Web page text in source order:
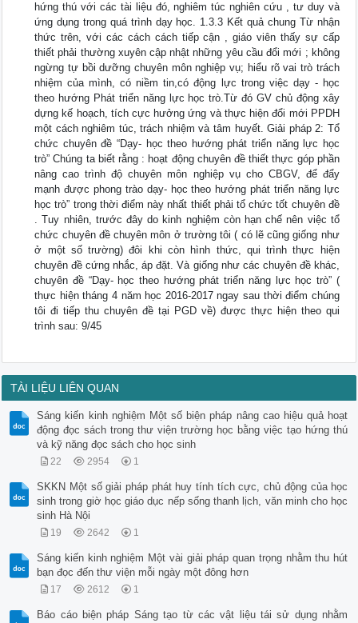
hứng thú với các tài liệu đó, nghiêm túc nghiên cứu , tư duy và
ứng dụng trong quá trình dạy học. 1.3.3 Kết quả chung Từ nhận
thức trên, với các cách cách tiếp cận , giáo viên thấy sự cấp
thiết phải thường xuyên cập nhật những yêu cầu đổi mới ; không
ngừng tự bồi dưỡng chuyên môn nghiệp vụ; hiểu rõ vai trò trách
nhiệm của mình, có niềm tin,có động lực trong việc dạy - học
theo hướng Phát triển năng lực học trò.Từ đó GV chủ động xây
dựng kế hoạch, tích cực hưởng ứng và thực hiện đổi mới PPDH
một cách nghiêm túc, trách nhiệm và tâm huyết. Giải pháp 2: Tổ
chức chuyên đề “Dạy- học theo hướng phát triển năng lực học
trò” Chúng ta biết rằng : hoạt động chuyên đề thiết thực góp phần
nâng cao trình độ chuyên môn nghiệp vụ cho CBGV, để đẩy
mạnh được phong trào dạy- học theo hướng phát triển năng lực
học trò” trong thời điểm này nhất thiết phải tổ chức tốt chuyên đề
. Tuy nhiên, trước đây do kinh nghiệm còn hạn chế nên việc tổ
chức chuyên đề chuyên môn ở trường tôi ( có lẽ cũng giống như
ở một số trường) đôi khi còn hình thức, qui trình thực hiện
chuyên đề cứng nhắc, áp đặt. Và giống như các chuyên đề khác,
chuyên đề “Dạy- học theo hướng phát triển năng lực học trò” (
thực hiện tháng 4 năm học 2016-2017 ngay sau thời điểm chúng
tôi đi tiếp thu chuyên đề tại PGD về) được thực hiện theo qui
trình sau: 9/45
TÀI LIỆU LIÊN QUAN
Sáng kiến kinh nghiệm Một số biện pháp nâng cao hiệu quả hoạt
động đọc sách trong thư viện trường học bằng việc tạo hứng thú
và kỹ năng đọc sách cho học sinh
22 2954 1
SKKN Một số giải pháp phát huy tính tích cực, chủ động của học
sinh trong giờ học giáo dục nếp sống thanh lịch, văn minh cho học
sinh Hà Nội
19 2642 1
Sáng kiến kinh nghiệm Một vài giải pháp quan trọng nhằm thu hút
bạn đọc đến thư viện mỗi ngày một đông hơn
17 2612 1
Báo cáo biện pháp Sáng tạo từ các vật liệu tái sử dụng nhằm